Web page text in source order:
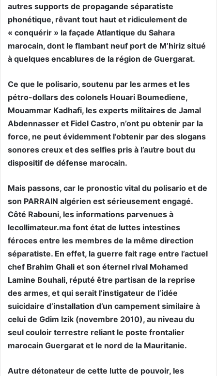
autres supports de propagande séparatiste
phonétique, rêvant tout haut et ridiculement de
« conquérir » la façade Atlantique du Sahara
marocain, dont le flambant neuf port de M’hiriz situé
à quelques encablures de la région de Guergarat.
Ce que le polisario, soutenu par les armes et les
pétro-dollars des colonels Houari Boumediene,
Mouammar Kadhafi, les experts militaires de Jamal
Abdennasser et Fidel Castro, n’ont pu obtenir par la
force, ne peut évidemment l’obtenir par des slogans
sonores creux et des selfies pris à l’autre bout du
dispositif de défense marocain.
Mais passons, car le pronostic vital du polisario et de
son PARRAIN algérien est sérieusement engagé.
Côté Rabouni, les informations parvenues à
lecollimateur.ma font état de luttes intestines
féroces entre les membres de la même direction
séparatiste. En effet, la guerre fait rage entre l’actuel
chef Brahim Ghali et son éternel rival Mohamed
Lamine Bouhali, réputé être partisan de la reprise
des armes, et qui serait l’instigateur de l’idée
suicidaire d’installation d’un campement similaire à
celui de Gdim Izik (novembre 2010), au niveau du
seul couloir terrestre reliant le poste frontalier
marocain Guergarat et le nord de la Mauritanie.
Autre détonateur de cette lutte de pouvoir, les